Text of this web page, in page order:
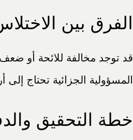
الفرق بين
قد توجد مخالفة للائحة أو
المسؤولية الجزائية تحتاج إلى
خطة التحقيق